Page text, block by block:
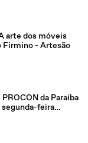
arte dos móveis
Firmino - Artesão
da Paraíba
segunda-feira
negociação de